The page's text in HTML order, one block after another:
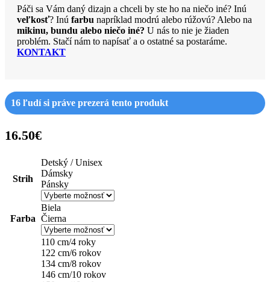
Páči sa Vám daný dizajn a chceli by ste ho na niečo iné? Inú
veľkosť? Inú farbu napríklad modrú alebo rúžovú? Alebo na
mikinu, bundu alebo niečo iné? U nás to nie je žiaden
problém. Stačí nám to napísať a o ostatné sa postaráme.
KONTAKT
16 ľudí si práve prezerá tento produkt
16.50€
Strih
Detský / Unisex
Dámsky
Pánsky
Farba
Biela
Čierna
110 cm/4 roky
122 cm/6 rokov
134 cm/8 rokov
146 cm/10 rokov